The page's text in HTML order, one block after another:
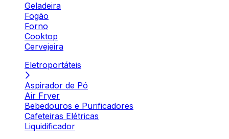
Geladeira
Fogão
Forno
Cooktop
Cervejeira
Eletroportáteis
Aspirador de Pó
Air Fryer
Bebedouros e Purificadores
Cafeteiras Elétricas
Liquidificador